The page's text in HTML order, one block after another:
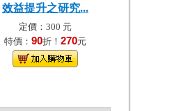
效益提升之研究...
定價：300 元
特價： 90折！ 270元